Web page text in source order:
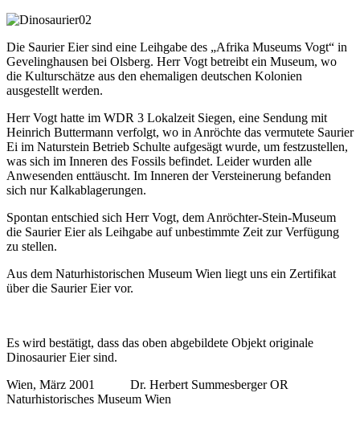
Die Saurier Eier sind eine Leihgabe des „Afrika Museums Vogt“ in
Gevelinghausen bei Olsberg. Herr Vogt betreibt ein Museum, wo
die Kulturschätze aus den ehemaligen deutschen Kolonien
ausgestellt werden.
Herr Vogt hatte im WDR 3 Lokalzeit Siegen, eine Sendung mit
Heinrich Buttermann verfolgt, wo in Anröchte das vermutete Saurier
Ei im Naturstein Betrieb Schulte aufgesägt wurde, um festzustellen,
was sich im Inneren des Fossils befindet. Leider wurden alle
Anwesenden enttäuscht. Im Inneren der Versteinerung befanden
sich nur Kalkablagerungen.
Spontan entschied sich Herr Vogt, dem Anröchter-Stein-Museum
die Saurier Eier als Leihgabe auf unbestimmte Zeit zur Verfügung
zu stellen.
Aus dem Naturhistorischen Museum Wien liegt uns ein Zertifikat
über die Saurier Eier vor.
Es wird bestätigt, dass das oben abgebildete Objekt originale
Dinosaurier Eier sind.
Wien, März 2001 Dr. Herbert Summesberger OR
Naturhistorisches Museum Wien